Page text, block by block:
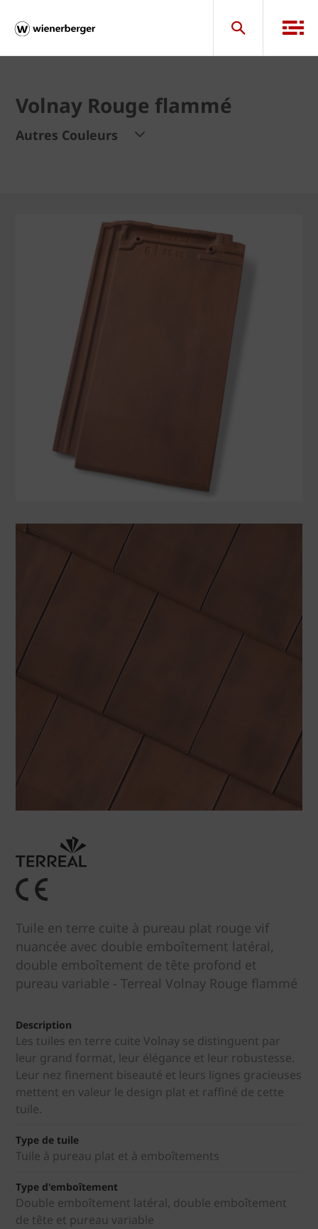
Volnay Rouge flammé
Autres Couleurs
Tuile en terre cuite à pureau plat rouge vif
nuancée avec double emboîtement latéral,
double emboîtement de tête profond et
pureau variable - Terreal Volnay Rouge flammé
Description
Les tuiles en terre cuite Volnay se distinguent par
leur grand format, leur élégance et leur robustesse.
Leur nez finement biseauté et leurs lignes gracieuses
mettent en valeur le design plat et raffiné de cette
tuile.
Type de tuile
Tuile à pureau plat et à emboîtements
Type d'emboîtement
Double emboîtement latéral, double emboîtement
de tête et pureau variable